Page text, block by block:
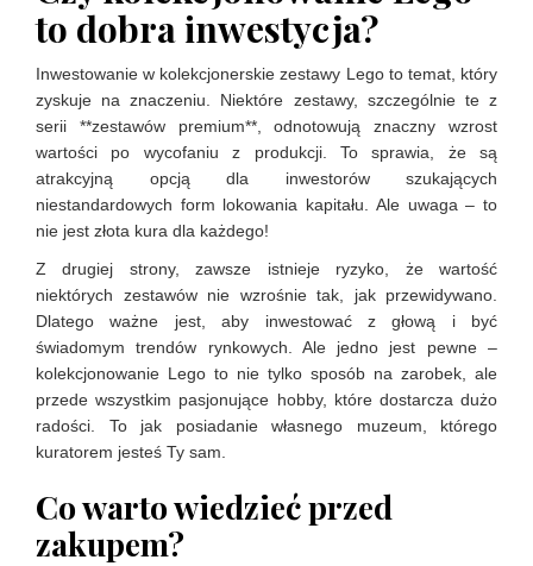
to dobra inwestycja?
Inwestowanie w kolekcjonerskie zestawy Lego to temat, który
zyskuje na znaczeniu. Niektóre zestawy, szczególnie te z
serii **zestawów premium**, odnotowują znaczny wzrost
wartości po wycofaniu z produkcji. To sprawia, że są
atrakcyjną opcją dla inwestorów szukających
niestandardowych form lokowania kapitału. Ale uwaga – to
nie jest złota kura dla każdego!
Z drugiej strony, zawsze istnieje ryzyko, że wartość
niektórych zestawów nie wzrośnie tak, jak przewidywano.
Dlatego ważne jest, aby inwestować z głową i być
świadomym trendów rynkowych. Ale jedno jest pewne –
kolekcjonowanie Lego to nie tylko sposób na zarobek, ale
przede wszystkim pasjonujące hobby, które dostarcza dużo
radości. To jak posiadanie własnego muzeum, którego
kuratorem jesteś Ty sam.
Co warto wiedzieć przed
zakupem?